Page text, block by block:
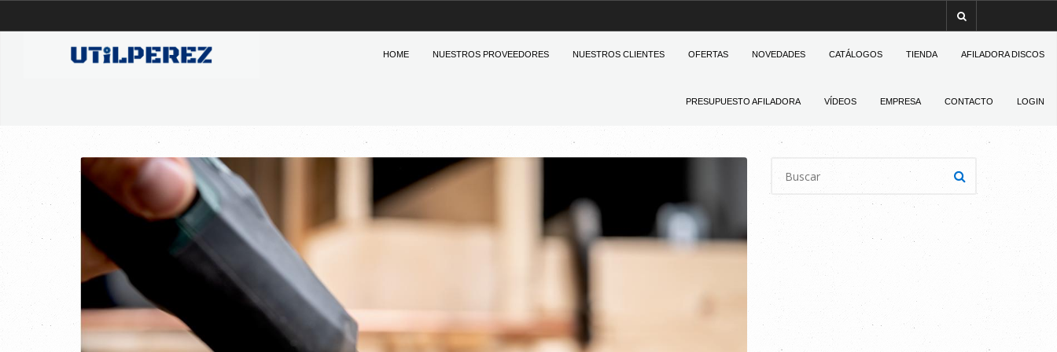
HOME NUESTROS PROVEEDORES NUESTROS CLIENTES OFERTAS NOVEDADES CATÁLOGOS TIENDA AFILADORA DISCOS
PRESUPUESTO AFILADORA VÍDEOS EMPRESA CONTACTO LOGIN